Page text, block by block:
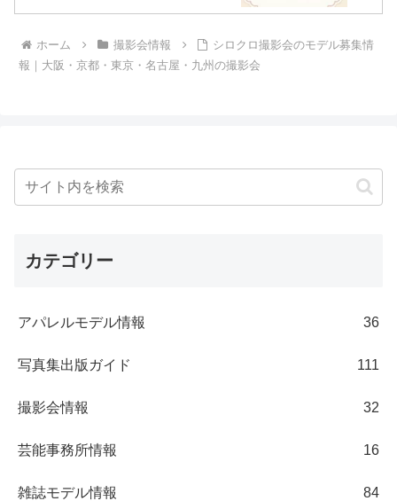
ホーム 撮影会情報
シロクロ撮影会のモデル募集情
報｜大阪・京都・東京・名古屋・九州の撮影会
カテゴリー
アパレルモデル情報 36
写真集出版ガイド 111
撮影会情報 32
芸能事務所情報 16
雑誌モデル情報 84